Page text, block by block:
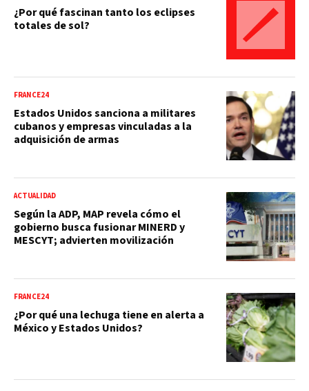
¿Por qué fascinan tanto los eclipses
totales de sol?
FRANCE24
Estados Unidos sanciona a militares
cubanos y empresas vinculadas a la
adquisición de armas
ACTUALIDAD
Según la ADP, MAP revela cómo el
gobierno busca fusionar MINERD y
MESCYT; advierten movilización
FRANCE24
¿Por qué una lechuga tiene en alerta a
México y Estados Unidos?